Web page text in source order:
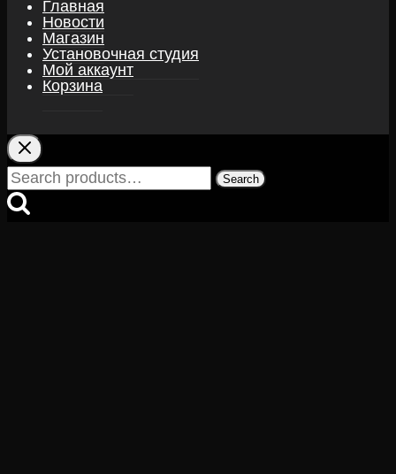
Главная
Новости
Магазин
Установочная студия
Мой аккаунт
Корзина
Search
for:
Search